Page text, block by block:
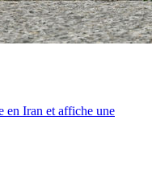
en Iran et affiche une